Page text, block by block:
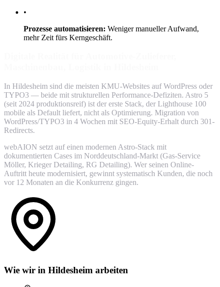
•
Prozesse automatisieren: Weniger manueller Aufwand,
mehr Zeit fürs Kerngeschäft.
In Hildesheim sind die meisten KMU-Websites auf WordPress oder
TYPO3 — beide mit strukturellen Performance-Defiziten. Astro 5
(seit 2024 produktionsreif) ist der erste Stack, der Lighthouse 100
mobile als Default liefert, nicht als Optimierung. Migration von
WordPress/TYPO3 in 4 Wochen mit SEO-Equity-Erhalt durch 301-
Redirects.
webAION setzt auf einen modernen Astro-Stack mit
dokumentierten Cases im Norddeutschland-Markt (Gas-Service
Möller, Krieger Detailing, RG Detailing). Wer seinen Online-
Auftritt heute modernisiert, gewinnt systematisch Kunden, die noch
vor 12 Monaten an die Konkurrenz gingen.
Wie wir in Hildesheim arbeiten